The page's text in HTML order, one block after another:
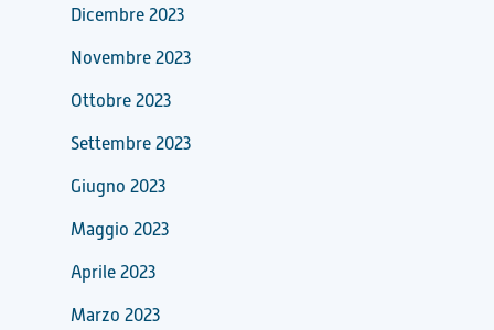
Dicembre 2023
Novembre 2023
Ottobre 2023
Settembre 2023
Giugno 2023
Maggio 2023
Aprile 2023
Marzo 2023